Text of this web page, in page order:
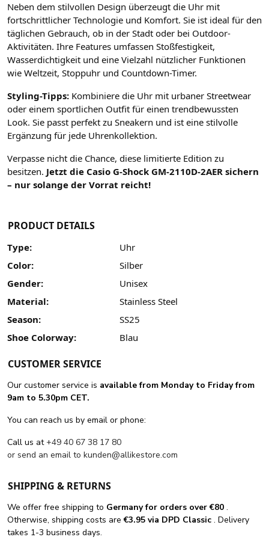
Neben dem stilvollen Design überzeugt die Uhr mit
fortschrittlicher Technologie und Komfort. Sie ist ideal für den
täglichen Gebrauch, ob in der Stadt oder bei Outdoor-
Aktivitäten. Ihre Features umfassen Stoßfestigkeit,
Wasserdichtigkeit und eine Vielzahl nützlicher Funktionen
wie Weltzeit, Stoppuhr und Countdown-Timer.
Styling-Tipps: Kombiniere die Uhr mit urbaner Streetwear
oder einem sportlichen Outfit für einen trendbewussten
Look. Sie passt perfekt zu Sneakern und ist eine stilvolle
Ergänzung für jede Uhrenkollektion.
Verpasse nicht die Chance, diese limitierte Edition zu
besitzen. Jetzt die Casio G-Shock GM-2110D-2AER sichern
– nur solange der Vorrat reicht!
PRODUCT DETAILS
Type:
Uhr
Color:
Silber
Gender:
Unisex
Material:
Stainless Steel
Season:
SS25
Shoe Colorway:
Blau
CUSTOMER SERVICE
Our customer service is available from Monday to Friday from
9am to 5.30pm CET.
You can reach us by email or phone:
Call us at+49 40 67 38 17 80
or send an email to kunden@allikestore.com
SHIPPING & RETURNS
We offer free shipping to Germany for orders over €80 .
Otherwise, shipping costs are€3.95 via DPD Classic . Delivery
takes 1-3 business days.